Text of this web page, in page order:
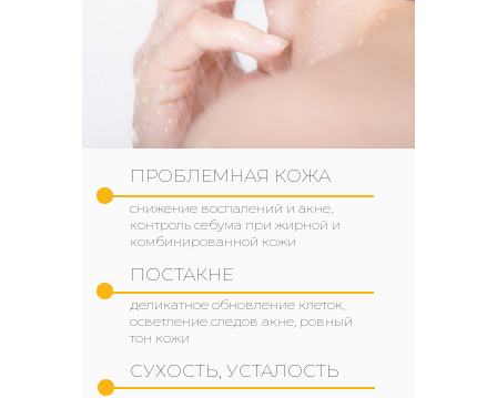
ПРОБЛЕМНАЯ КОЖА
снижение воспалений и акне,
контроль себума при жирной и
комбинированной кожи
ПОСТАКНЕ
деликатное обновление клеток,
осветление следов акне, ровный
тон кожи
СУХОСТЬ, УСТАЛОСТЬ